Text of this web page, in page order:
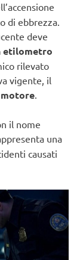
di ebbrezza.
deve
etilometro
rilevato
vigente, il
motore.
il nome
una
causati